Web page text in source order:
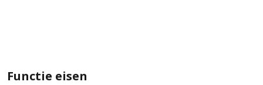
Functie eisen